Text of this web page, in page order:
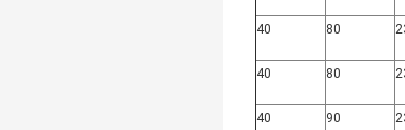
40 80
40 80
40 90